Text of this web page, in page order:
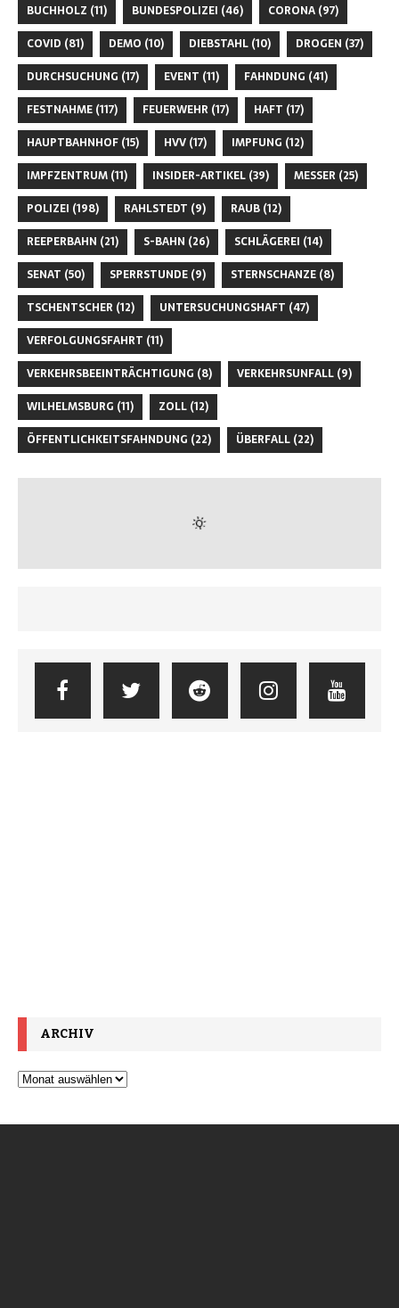
BUCHHOLZ (11) BUNDESPOLIZEI (46) CORONA (97)
COVID (81) DEMO (10) DIEBSTAHL (10) DROGEN (37)
DURCHSUCHUNG (17) EVENT (11) FAHNDUNG (41)
FESTNAHME (117) FEUERWEHR (17) HAFT (17)
HAUPTBAHNHOF (15) HVV (17) IMPFUNG (12)
IMPFZENTRUM (11) INSIDER-ARTIKEL (39) MESSER (25)
POLIZEI (198) RAHLSTEDT (9) RAUB (12)
REEPERBAHN (21) S-BAHN (26) SCHLÄGEREI (14)
SENAT (50) SPERRSTUNDE (9) STERNSCHANZE (8)
TSCHENTSCHER (12) UNTERSUCHUNGSHAFT (47)
VERFOLGUNGSFAHRT (11)
VERKEHRSBEEINTRÄCHTIGUNG (8) VERKEHRSUNFALL (9)
WILHELMSBURG (11) ZOLL (12)
ÖFFENTLICHKEITSFAHNDUNG (22) ÜBERFALL (22)
ARCHIV